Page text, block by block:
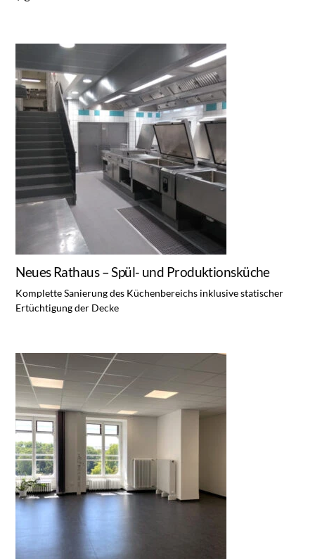
Neues Rathaus – Spül- und Produktionsküche
Komplette Sanierung des Küchenbereichs inklusive statischer
Ertüchtigung der Decke